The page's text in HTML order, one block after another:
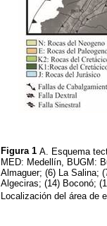
Figura 1 A. Esquema
MED: Medellín, BUGM:
Almaguer; (6) La Salina;
Algeciras; (14) Boconó;
Localización del área